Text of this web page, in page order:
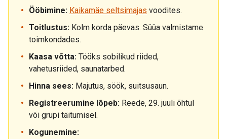
Ööbimine: Kaikamäe seltsimajas voodites.
Toitlustus: Kolm korda päevas. Süüa valmistame
toimkondades.
Kaasa võtta: Tööks sobilikud riided,
vahetusriided, saunatarbed.
Hinna sees: Majutus, söök, suitsusaun.
Registreerumine lõpeb: Reede, 29. juuli õhtul
või grupi täitumisel.
Kogunemine: